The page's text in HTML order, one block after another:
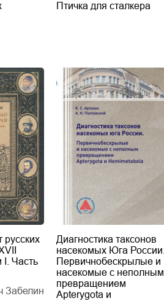
Птичка для сталкера
I. Часть
Забелин
Диагностика таксонов
насекомых Юга России.
Первичнобескрылые и
насекомые с неполным
превращением
Apterygota и